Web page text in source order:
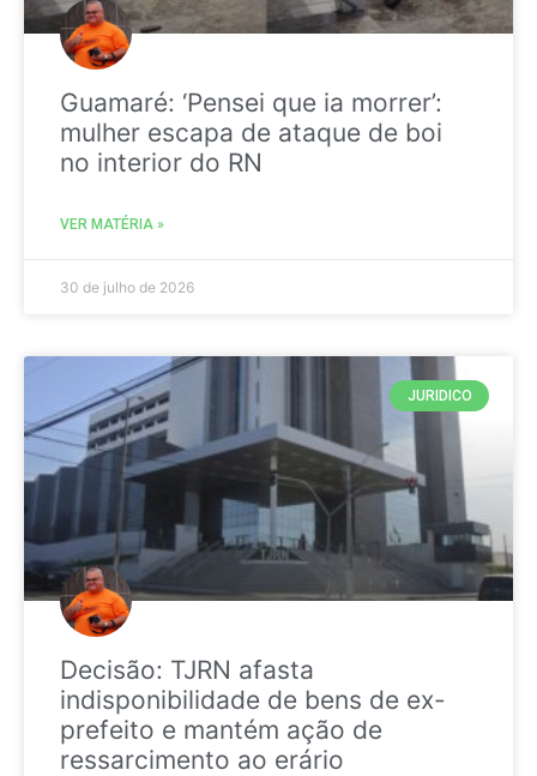
Guamaré: ‘Pensei que ia morrer’:
mulher escapa de ataque de boi
no interior do RN
VER MATÉRIA »
30 de julho de 2026
JURIDICO
Decisão: TJRN afasta
indisponibilidade de bens de ex-
prefeito e mantém ação de
ressarcimento ao erário